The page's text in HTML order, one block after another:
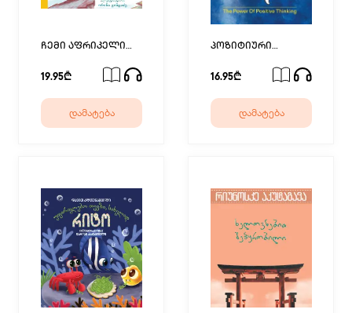
ჩემი აფრიკელი
19.95₾
დამატება
პოზიტიური
16.95₾
დამატება